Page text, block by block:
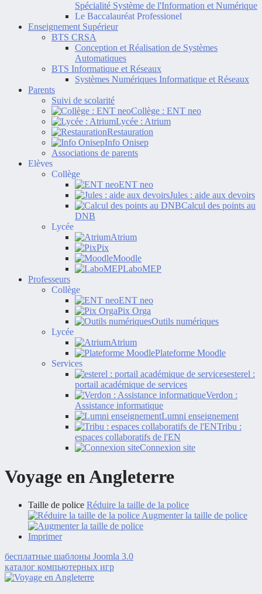
Spécialité Système de l'Information et Numérique
Le Baccalauréat Professionel
Enseignement Supérieur
BTS CRSA
Conception et Réalisation de Systèmes
Automatiques
BTS Informatique et Réseaux
Systèmes Numériques Informatique et Réseaux
Parents
Suivi de scolarité
Collège : ENT neo
Lycée : Atrium
Restauration
Info Onisep
Associations de parents
Elèves
Collège
ENT neo
Jules : aide aux devoirs
Calcul des points au
DNB
Lycée
Atrium
Pix
Moodle
LaboMEP
Professeurs
Collège
ENT neo
Pix Orga
Outils numériques
Lycée
Atrium
Plateforme Moodle
Services
esterel :
portail académique de services
Verdon :
Assistance informatique
Lumni enseignement
Tribu :
espaces collaboratifs de l'EN
Connexion site
Voyage en Angleterre
Taille de police Réduire la taille de la police
Augmenter la taille de police
Imprimer
бесплатные шаблоны Joomla 3.0
каталог компьютерных игр